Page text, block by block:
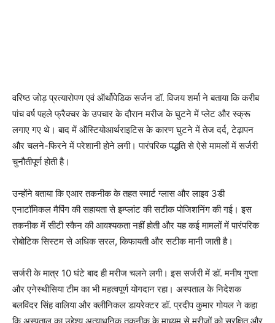
वरिष्ठ जोड़ प्रत्यारोपण एवं ऑर्थोपेडिक सर्जन डॉ. विजय शर्मा ने बताया कि करीब
पांच वर्ष पहले फ्रैक्चर के उपचार के दौरान मरीज के घुटने में प्लेट और स्क्रू
लगाए गए थे। बाद में ऑस्टियोआर्थराइटिस के कारण घुटने में तेज दर्द, टेढ़ापन
और चलने-फिरने में परेशानी होने लगी। पारंपरिक पद्धति से ऐसे मामलों में सर्जरी
चुनौतीपूर्ण होती है।
उन्होंने बताया कि एआर तकनीक के तहत स्मार्ट ग्लास और लाइव 3डी
एनाटॉमिकल मैपिंग की सहायता से इम्प्लांट की सटीक पोजिशनिंग की गई। इस
तकनीक में सीटी स्कैन की आवश्यकता नहीं होती और यह कई मामलों में पारंपरिक
रोबोटिक सिस्टम से अधिक सरल, किफायती और सटीक मानी जाती है।
सर्जरी के मात्र 10 घंटे बाद ही मरीज चलने लगी। इस सर्जरी में डॉ. मनीष गुप्ता
और एनेस्थीसिया टीम का भी महत्वपूर्ण योगदान रहा। अस्पताल के निदेशक
बलविंदर सिंह वालिया और क्लीनिकल डायरेक्टर डॉ. प्रदीप कुमार गोयल ने कहा